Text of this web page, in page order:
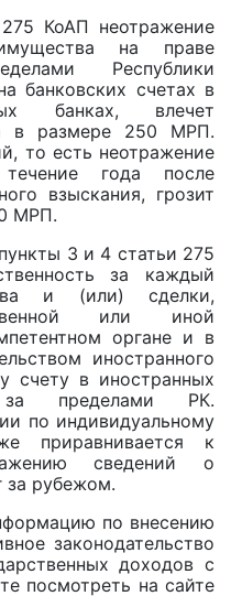
КоАП неотражение
на праве
Республики
банковских счетах в
банках, влечет
в размере 250 МРП.
то есть неотражение
года после
взыскания, грозит
МРП.
3 и 4 статьи 275
за каждый
и (или) сделки,
или иной
органе и в
иностранного
счету в иностранных
за пределами РК.
по индивидуальному
приравнивается к
сведений о
за рубежом.
по внесению
законодательство
доходов с
посмотреть на сайте